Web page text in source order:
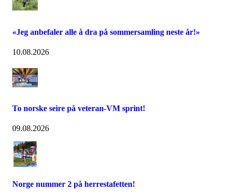
«Jeg anbefaler alle å dra på sommersamling neste år!»
10.08.2026
To norske seire på veteran-VM sprint!
09.08.2026
Norge nummer 2 på herrestafetten!